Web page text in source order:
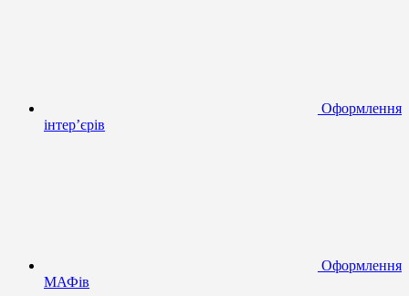
Оформлення
інтер’єрів
Оформлення
МАФів